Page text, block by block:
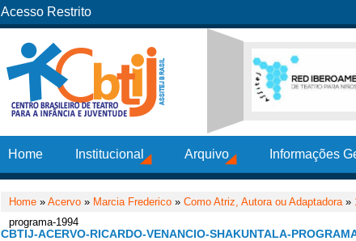
Acesso Restrito
Home Institucional Arquivo Informações
Home » Acervo » Marcia Frederico » Como Atriz, Autora ou Adaptadora»
programa-1994
CBTIJ-ACERVO-RICARDO-VENANCIO-SHAKUNTALA-